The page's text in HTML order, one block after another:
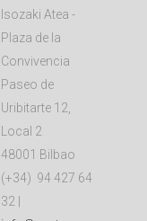
Isozaki Atea -
Plaza de la
Convivencia
Paseo de
Uribitarte 12,
Local 2
48001 Bilbao
(+34) 94 427 64
32 |